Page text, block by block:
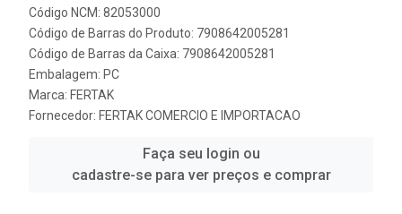
Código NCM: 82053000
Código de Barras do Produto: 7908642005281
Código de Barras da Caixa: 7908642005281
Embalagem: PC
Marca: FERTAK
Fornecedor: FERTAK COMERCIO E IMPORTACAO
Faça seu login ou
cadastre-se para ver preços e comprar